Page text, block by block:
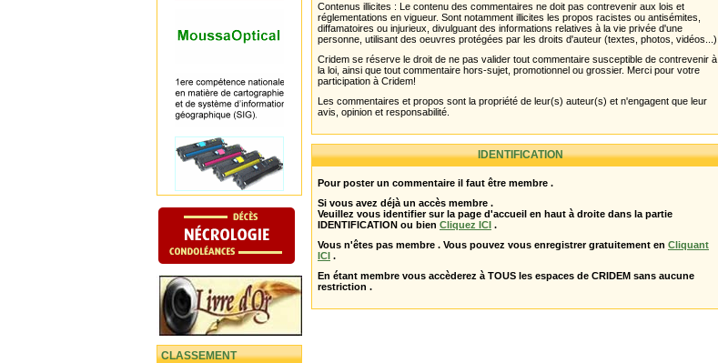
CLASSEMENT
Contenus illicites : Le contenu des commentaires ne doit pas contrevenir aux lois et
réglementations en vigueur. Sont notamment illicites les propos racistes ou antisémites,
diffamatoires ou injurieux, divulguant des informations relatives à la vie privée d'une
personne, utilisant des oeuvres protégées par les droits d'auteur (textes, photos, vidéos...).
Cridem se réserve le droit de ne pas valider tout commentaire susceptible de contrevenir à
la loi, ainsi que tout commentaire hors-sujet, promotionnel ou grossier. Merci pour votre
participation à Cridem!
Les commentaires et propos sont la propriété de leur(s) auteur(s) et n'engagent que leur
avis, opinion et responsabilité.
IDENTIFICATION
Pour poster un commentaire il faut être membre .
Si vous avez déjà un accès membre .
Veuillez vous identifier sur la page d'accueil en haut à droite dans la partie
IDENTIFICATION ou bien Cliquez ICI .
Vous n'êtes pas membre . Vous pouvez vous enregistrer gratuitement en Cliquant
ICI .
En étant membre vous accèderez à TOUS les espaces de CRIDEM sans aucune
restriction .